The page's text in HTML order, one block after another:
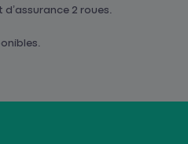
2 roues.